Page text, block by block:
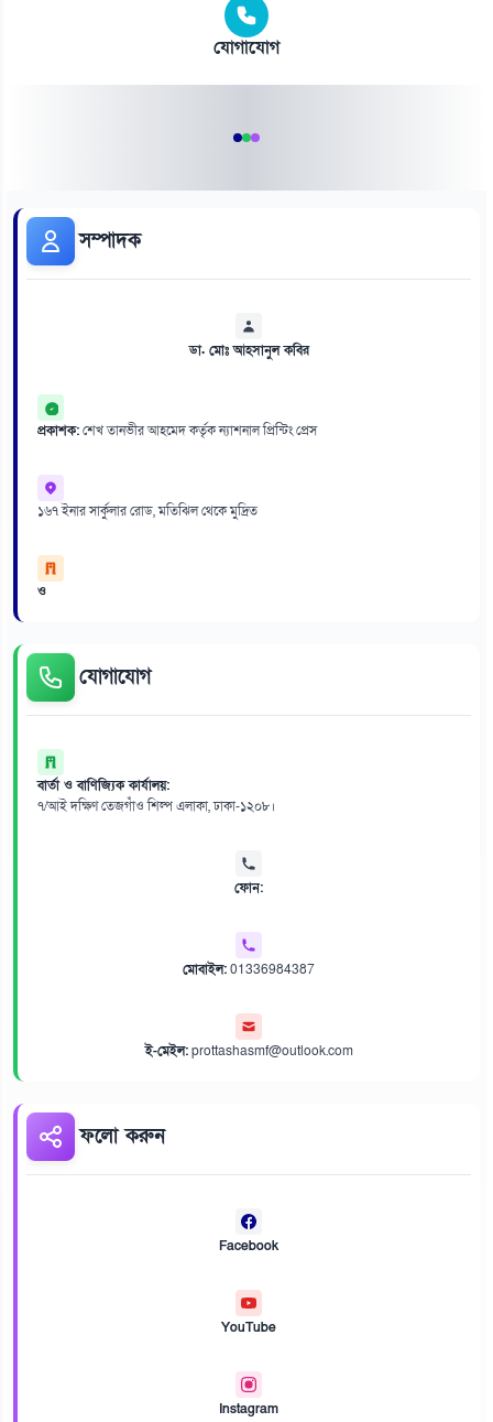
যোগাযোগ
সম্পাদক
ডা. মোঃ আহসানুল কবির
প্রকাশক:শেখ তানভীর আহমেদ কর্তৃক ন্যাশনাল প্রিন্টিং প্রেস
১৬৭ ইনার সার্কুলার রোড, মতিঝিল থেকে মুদ্রিত
ও
যোগাযোগ
বার্তা ও বাণিজ্যিক কার্যালয়:
৭/আই দক্ষিণ তেজগাঁও শিল্প এলাকা, ঢাকা-১২০৮।
ফোন:
মোবাইল:01336984387
ই-মেইল:prottashasmf@outlook.com
ফলো করুন
Facebook
YouTube
Instagram